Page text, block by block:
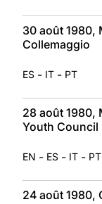
30 août 1980,
Collemaggio
ES - IT - PT
28 août 1980,
Youth Council
EN - ES - IT - PT
24 août 1980,